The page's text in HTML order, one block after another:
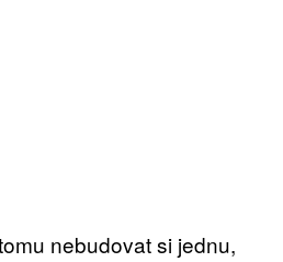
nebudovat si jednu,